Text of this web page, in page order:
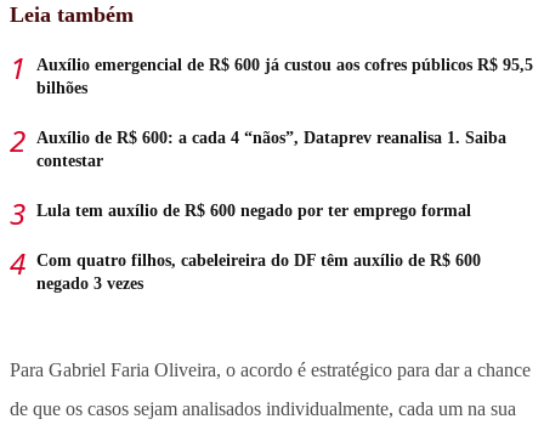
Leia também
Auxílio emergencial de R$ 600 já custou aos cofres públicos R$ 95,5
bilhões
Auxílio de R$ 600: a cada 4 “nãos”, Dataprev reanalisa 1. Saiba
contestar
Lula tem auxílio de R$ 600 negado por ter emprego formal
Com quatro filhos, cabeleireira do DF têm auxílio de R$ 600
negado 3 vezes
Para Gabriel Faria Oliveira, o acordo é estratégico para dar a chance
de que os casos sejam analisados individualmente, cada um na sua